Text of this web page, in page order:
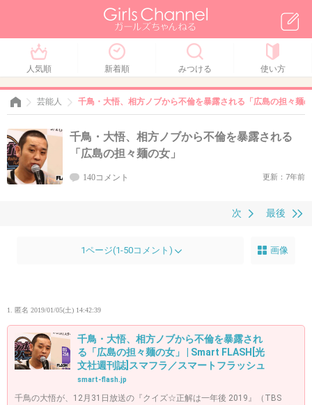
人気順 新着順 みつける 使い方
芸能人 千鳥・大悟、相方ノブから不倫を暴露される「広島の担々麺
千鳥・大悟、相方ノブから不倫を暴露される
「広島の担々麺の女」
140コメント 更新：7年前
最後
次
1ページ(1-50コメント) 画像
1. 匿名 2019/01/05(土) 14:42:39
千鳥・大悟、相方ノブから不倫を暴露され
る「広島の担々麺の女」 | Smart FLASH[光
文社週刊誌]スマフラ／スマートフラッシュ
smart-flash.jp
千鳥の大悟が、12月31日放送の『クイズ☆正解は一年後 2019』（TBS